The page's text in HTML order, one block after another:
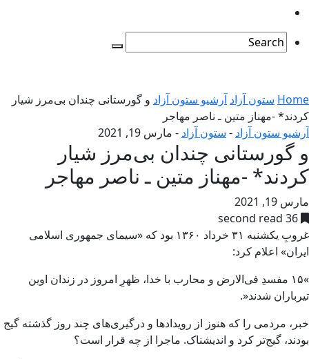
Home ستون آزاد آرشیو ستون آزاد و گورستانی چندان بی‌مرز شیار
کردند* -مهناز متین ـ ناصر مهاجر
آرشیو ستون آزاد - ستون آزاد - مارس 19, 2021
و گورستانی چندان بی‌مرز شیار
کردند* -مهناز متین ـ ناصر مهاجر
مارس 19, 2021
36 second read
غروبِ يکشنبه ۳۱ خرداد ۱۳۶۰ بود که «سيماى جمهورى اسلامى
ايران» اعلام کرد:
»۱۵ مفسدِ فى‌الارض‏ و محارب با خدا، ظهرِ امروز در زندان اوين
تيرباران شدند‌«.
خبر، مردمى را که هنوز از رويدادها و درگيرى‌هاى چند روز گذشته گيج
بودند، گيج‌تر کرد و انديشناک. ماجرا از چه قرار است؟